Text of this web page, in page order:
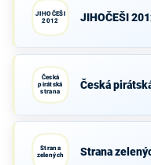
JIHOČEŠI
2012
JIHOČEŠI
Česká
pirátská
strana
Česká
Strana
zelených
Strana